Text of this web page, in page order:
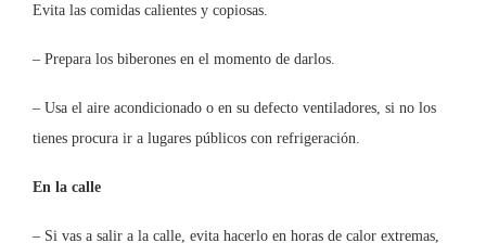
Evita las comidas calientes y copiosas.
– Prepara los biberones en el momento de darlos.
– Usa el aire acondicionado o en su defecto ventiladores, si no los
tienes procura ir a lugares públicos con refrigeración.
En la calle
– Si vas a salir a la calle, evita hacerlo en horas de calor extremas,